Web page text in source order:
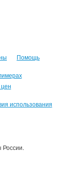
Помощь
использования
России.